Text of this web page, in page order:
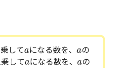
してa
aになる数を、 a
aの
してa
aになる数を、 a
aの